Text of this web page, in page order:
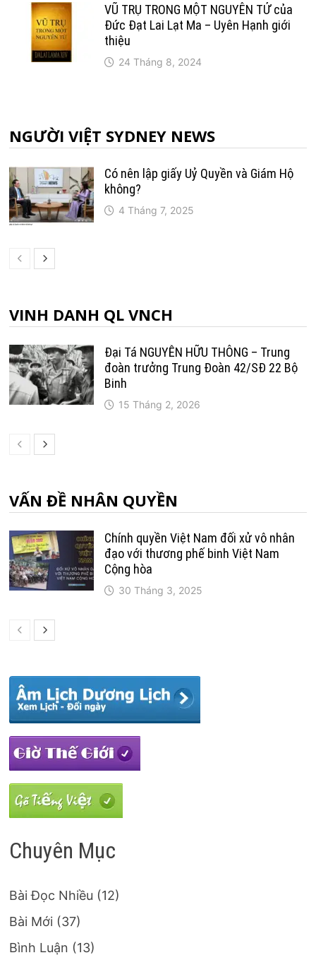
VŨ TRỤ TRONG MỘT NGUYÊN TỬ của
Đức Đạt Lai Lạt Ma – Uyên Hạnh giới
thiệu
24 Tháng 8, 2024
NGƯỜI VIỆT SYDNEY NEWS
Có nên lập giấy Uỷ Quyền và Giám Hộ
không?
4 Tháng 7, 2025
VINH DANH QL VNCH
Đại Tá NGUYỄN HỮU THÔNG – Trung
đoàn trưởng Trung Ðoàn 42/SÐ 22 Bộ
Binh
15 Tháng 2, 2026
VẤN ĐỀ NHÂN QUYỀN
Chính quyền Việt Nam đối xử vô nhân
đạo với thương phế binh Việt Nam
Cộng hòa
30 Tháng 3, 2025
Chuyên Mục
Bài Đọc Nhiều (12)
Bài Mới (37)
Bình Luận (13)